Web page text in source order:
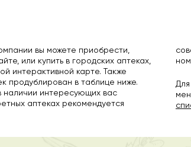
вы можете приобрести,
или купить в городских аптеках,
интерактивной карте. Также
продублирован в таблице ниже.
наличии интересующих вас
аптеках рекомендуется